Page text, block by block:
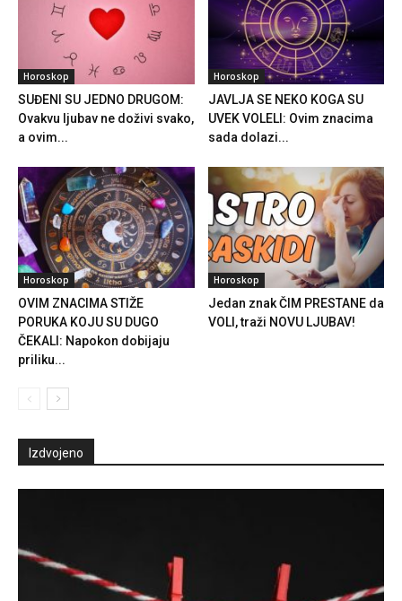
Horoskop
SUĐENI SU JEDNO DRUGOM:
Ovakvu ljubav ne doživi svako,
a ovim...
Horoskop
JAVLJA SE NEKO KOGA SU
UVEK VOLELI: Ovim znacima
sada dolazi...
Horoskop
OVIM ZNACIMA STIŽE
PORUKA KOJU SU DUGO
ČEKALI: Napokon dobijaju
priliku...
Horoskop
Jedan znak ČIM PRESTANE da
VOLI, traži NOVU LJUBAV!
Izdvojeno